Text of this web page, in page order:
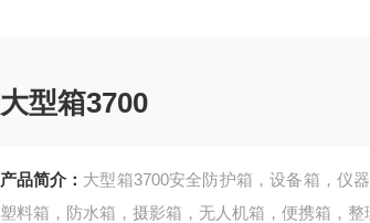
大型箱3700
产品简介： 大型箱3700安全防护箱，设备箱，仪
塑料箱，防水箱，摄影箱，无人机箱，便携箱，整